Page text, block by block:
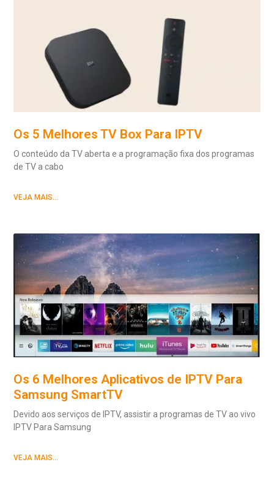
Os 5 Melhores TV Box Para IPTV
O conteúdo da TV aberta e a programação fixa dos programas
de TV a cabo
VEJA MAIS...
Os 6 Melhores Aplicativos de IPTV Para
Samsung SmartTV
Devido aos serviços de IPTV, assistir a programas de TV ao vivo
IPTV Para Samsung
VEJA MAIS...